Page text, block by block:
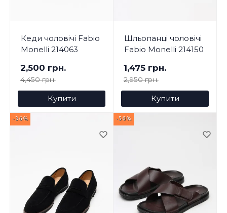
Кеди чоловічі Fabio
Monelli 214063
2,500 грн.
4,450 грн.
Купити
Шльопанці чоловічі
Fabio Monelli 214150
1,475 грн.
2,950 грн.
Купити
-36% -50%